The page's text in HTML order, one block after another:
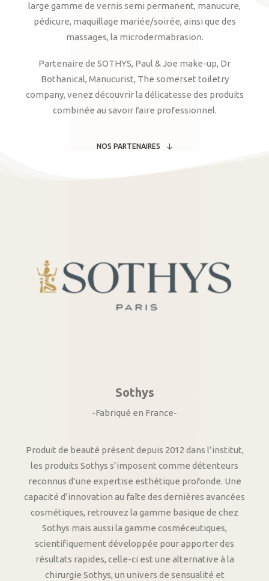
large gamme de vernis semi permanent, manucure,
pédicure, maquillage mariée/soirée, ainsi que des
massages, la microdermabrasion.
Partenaire de SOTHYS, Paul & Joe make-up, Dr
Bothanical, Manucurist, The somerset toiletry
company, venez découvrir la délicatesse des produits
combinée au savoir faire professionnel.
NOS PARTENAIRES
Sothys
-Fabriqué en France-
Produit de beauté présent depuis 2012 dans l’institut,
les produits Sothys s’imposent comme détenteurs
reconnus d’une expertise esthétique profonde. Une
capacité d’innovation au faîte des dernières avancées
cosmétiques, retrouvez la gamme basique de chez
Sothys mais aussi la gamme cosméceutiques,
scientifiquement développée pour apporter des
résultats rapides, celle-ci est une alternative à la
chirurgie Sothys, un univers de sensualité et